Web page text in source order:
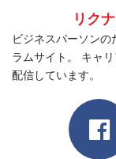
リク
ビジネスパーソン
ラムサイト。 キャ
配信しています。